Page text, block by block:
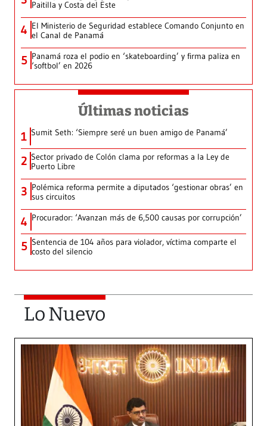
Paitilla y Costa del Este
4 El Ministerio de Seguridad establece Comando Conjunto en
el Canal de Panamá
5 Panamá roza el podio en ‘skateboarding’ y firma paliza en
‘softbol’ en 2026
Últimas noticias
1 Sumit Seth: ‘Siempre seré un buen amigo de Panamá’
2 Sector privado de Colón clama por reformas a la Ley de
Puerto Libre
3 Polémica reforma permite a diputados ‘gestionar obras’ en
sus circuitos
4 Procurador: ‘Avanzan más de 6,500 causas por corrupción’
5 Sentencia de 104 años para violador, víctima comparte el
costo del silencio
Lo Nuevo